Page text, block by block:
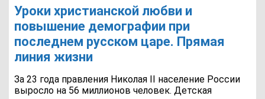
Уроки христианской любви и
повышение демографии при
последнем русском царе. Прямая
линия жизни
За 23 года правления Николая II население России
выросло на 56 миллионов человек. Детская